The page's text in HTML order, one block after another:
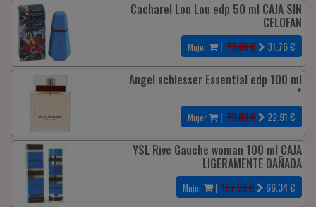
Cacharel Lou Lou edp 50 ml CAJA SIN
CELOFAN
Mujer | 73.00 € 31.76€
Angel schlesser Essential edp 100 ml
*
Mujer | 79.00 € 22.91€
YSL Rive Gauche woman 100 ml CAJA
LIGERAMENTE DAÑADA
Mujer | 107.00 € 66.34€